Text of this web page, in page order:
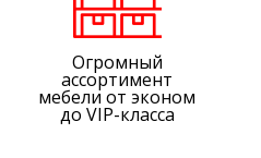
Огромный
ассортимент
мебели от эконом
до VIP-класса